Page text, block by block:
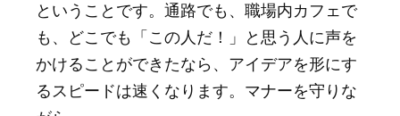
ということです。通路でも、職場内カフェで
も、どこでも「この人だ！」と思う人に声を
かけることができたなら、アイデアを形にす
るスピードは速くなります。マナーを守りな